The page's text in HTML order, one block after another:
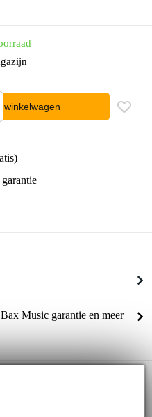
winkelwagen
Music garantie en meer